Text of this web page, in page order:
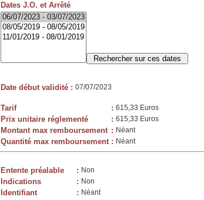
Dates J.O. et Arrêté
Date début validité : 07/07/2023
Tarif : 615,33 Euros
Prix unitaire réglementé : 615,33 Euros
Montant max remboursement : Néant
Quantité max remboursement : Néant
Entente préalable : Non
Indications : Non
Identifiant : Néant